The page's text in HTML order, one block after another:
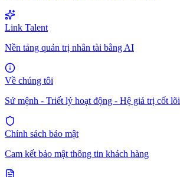
Link Talent
Nền tảng quản trị nhân tài bằng AI
Về chúng tôi
Sứ mệnh - Triết lý hoạt động - Hệ giá trị cốt lõi
Chính sách bảo mật
Cam kết bảo mật thông tin khách hàng